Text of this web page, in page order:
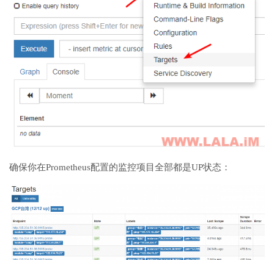
确保你在Prometheus配置的监控项目全部都是UP状态：